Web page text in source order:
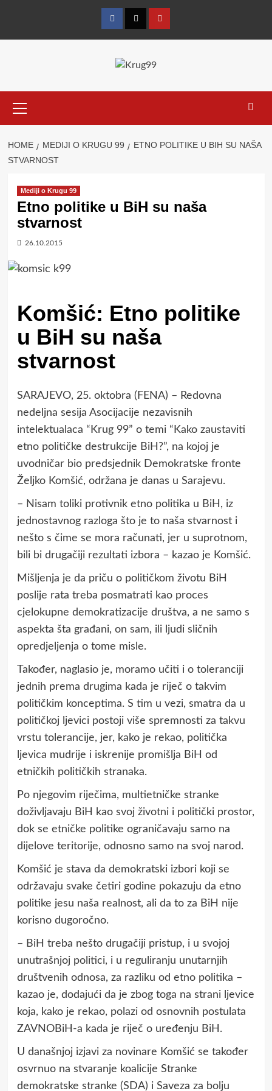
FacebookTwitterYouTube
Menu
HOME MEDIJI O KRUGU 99
ETNO POLITIKE U BIH SU NAŠA
STVARNOST
Mediji o Krugu 99
Etno politike u BiH su naša
stvarnost
26.10.2015
Komšić: Etno politike
u BiH su naša
stvarnost
SARAJEVO, 25. oktobra (FENA) – Redovna
nedeljna sesija Asocijacije nezavisnih
intelektualaca “Krug 99” o temi “Kako zaustaviti
etno političke destrukcije BiH?”, na kojoj je
uvodničar bio predsjednik Demokratske fronte
Željko Komšić, održana je danas u Sarajevu.
– Nisam toliki protivnik etno politika u BiH, iz
jednostavnog razloga što je to naša stvarnost i
nešto s čime se mora računati, jer u suprotnom,
bili bi drugačiji rezultati izbora – kazao je Komšić.
Mišljenja je da priču o političkom životu BiH
poslije rata treba posmatrati kao proces
cjelokupne demokratizacije društva, a ne samo s
aspekta šta građani, on sam, ili ljudi sličnih
opredjeljenja o tome misle.
Također, naglasio je, moramo učiti i o toleranciji
jednih prema drugima kada je riječ o takvim
političkim konceptima. S tim u vezi, smatra da u
političkoj ljevici postoji više spremnosti za takvu
vrstu tolerancije, jer, kako je rekao, politička
ljevica mudrije i iskrenije promišlja BiH od
etničkih političkih stranaka.
Po njegovim riječima, multietničke stranke
doživljavaju BiH kao svoj životni i politički prostor,
dok se etničke politike ograničavaju samo na
dijelove teritorije, odnosno samo na svoj narod.
Komšić je stava da demokratski izbori koji se
održavaju svake četiri godine pokazuju da etno
politike jesu naša realnost, ali da to za BiH nije
korisno dugoročno.
– BiH treba nešto drugačiji pristup, i u svojoj
unutrašnjoj politici, i u reguliranju unutarnjih
društvenih odnosa, za razliku od etno politika –
kazao je, dodajući da je zbog toga na strani ljevice
koja, kako je rekao, polazi od osnovnih postulata
ZAVNOBiH-a kada je riječ o uređenju BiH.
U današnjoj izjavi za novinare Komšić se također
osvrnuo na stvaranje koalicije Stranke
demokratske stranke (SDA) i Saveza za bolju